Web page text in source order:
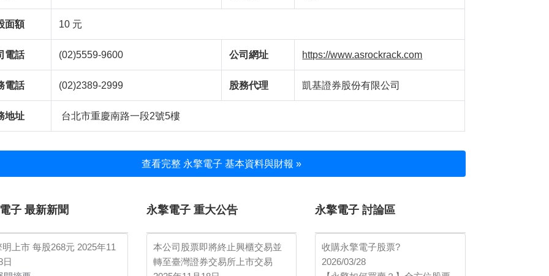
面額 10 元
電話 (02)5559-9600 公司網址 https://www.asrockrack.com
電話 (02)2389-2999 股務代理 凱基證券股份有限公司
地址 台北市重慶南路一段2號5樓
查看完整 永擎電子 基本資料與財報 »
子 最新新聞
明上市 每股268元 2025年11
日
永擎電子 重大公告
本公司股票即將終止興櫃交易並
轉至臺灣證券交易所上市交易
永擎電子 討論區
收購永擎電子股票?
2026/03/28